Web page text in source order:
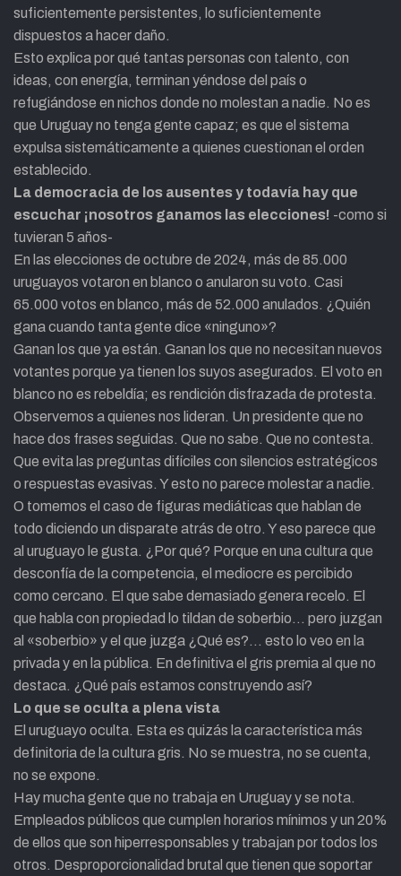
suficientemente persistentes, lo suficientemente
dispuestos a hacer daño.
Esto explica por qué tantas personas con talento, con
ideas, con energía, terminan yéndose del país o
refugiándose en nichos donde no molestan a nadie. No es
que Uruguay no tenga gente capaz; es que el sistema
expulsa sistemáticamente a quienes cuestionan el orden
establecido.
La democracia de los ausentes y todavía hay que
escuchar ¡nosotros ganamos las elecciones! -como si
tuvieran 5 años-
En las elecciones de octubre de 2024, más de 85.000
uruguayos votaron en blanco o anularon su voto. Casi
65.000 votos en blanco, más de 52.000 anulados. ¿Quién
gana cuando tanta gente dice «ninguno»?
Ganan los que ya están. Ganan los que no necesitan nuevos
votantes porque ya tienen los suyos asegurados. El voto en
blanco no es rebeldía; es rendición disfrazada de protesta.
Observemos a quienes nos lideran. Un presidente que no
hace dos frases seguidas. Que no sabe. Que no contesta.
Que evita las preguntas difíciles con silencios estratégicos
o respuestas evasivas. Y esto no parece molestar a nadie.
O tomemos el caso de figuras mediáticas que hablan de
todo diciendo un disparate atrás de otro. Y eso parece que
al uruguayo le gusta. ¿Por qué? Porque en una cultura que
desconfía de la competencia, el mediocre es percibido
como cercano. El que sabe demasiado genera recelo. El
que habla con propiedad lo tildan de soberbio… pero juzgan
al «soberbio» y el que juzga ¿Qué es?… esto lo veo en la
privada y en la pública. En definitiva el gris premia al que no
destaca. ¿Qué país estamos construyendo así?
Lo que se oculta a plena vista
El uruguayo oculta. Esta es quizás la característica más
definitoria de la cultura gris. No se muestra, no se cuenta,
no se expone.
Hay mucha gente que no trabaja en Uruguay y se nota.
Empleados públicos que cumplen horarios mínimos y un 20%
de ellos que son hiperresponsables y trabajan por todos los
otros. Desproporcionalidad brutal que tienen que soportar